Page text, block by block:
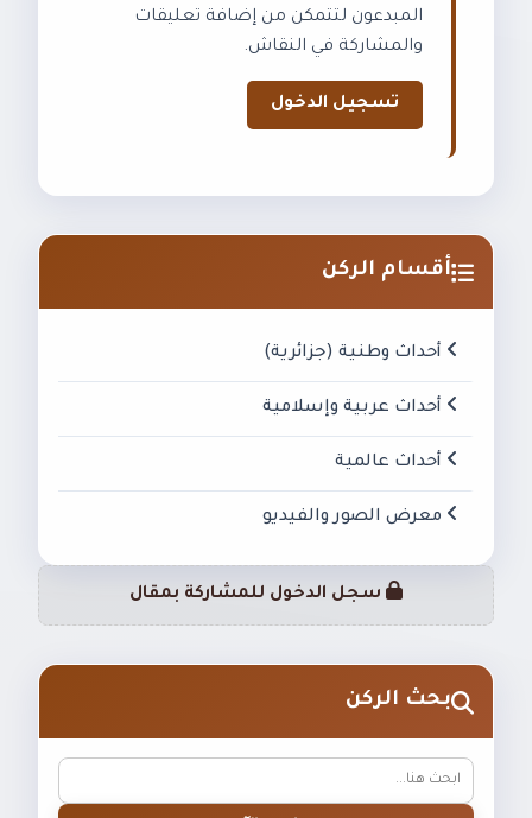
أقسام الركن
أحداث وطنية (جزائرية)
أحداث عربية وإسلامية
أحداث عالمية
معرض الصور والفيديو
سجل الدخول للمشاركة بمقال
بحث الركن
المبدعون لتتمكن من إضافة تعليقات
والمشاركة في النقاش.
تسجيل الدخول